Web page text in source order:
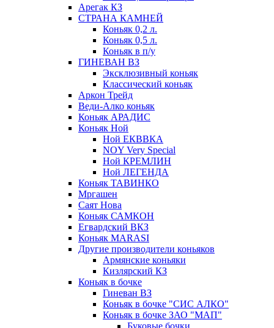
Арегак КЗ
СТРАНА КАМНЕЙ
Коньяк 0,2 л.
Коньяк 0,5 л.
Коньяк в п/у
ГИНЕВАН ВЗ
Эксклюзивный коньяк
Классический коньяк
Аркон Трейд
Веди-Алко коньяк
Коньяк АРАДИС
Коньяк Ной
Ной ЕКВВКА
NOY Very Special
Ной КРЕМЛИН
Ной ЛЕГЕНДА
Коньяк ТАВИНКО
Мргашен
Саят Нова
Коньяк САМКОН
Егвардский ВКЗ
Коньяк MARASI
Другие производители коньяков
Армянские коньяки
Кизлярский КЗ
Коньяк в бочке
Гиневан ВЗ
Коньяк в бочке "СИС АЛКО"
Коньяк в бочке ЗАО "МАП"
Буковые бочки